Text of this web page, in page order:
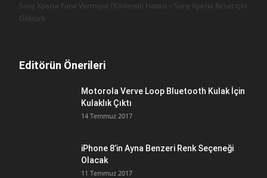
Sony Xperia Yanıt Vermiyor (Kilitlendi) Hatası – Sony Xperia Reset için
Göktürk
Editörün Önerileri
Motorola Verve Loop Bluetooth Kulak İçin
Kulaklık Çıktı
14 Temmuz 2017
iPhone 8’in Ayna Benzeri Renk Seçeneği
Olacak
11 Temmuz 2017